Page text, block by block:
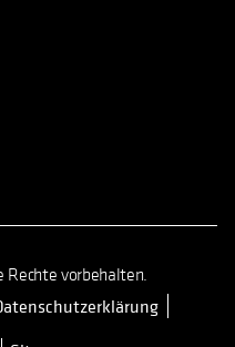
Rechte vorbehalten.